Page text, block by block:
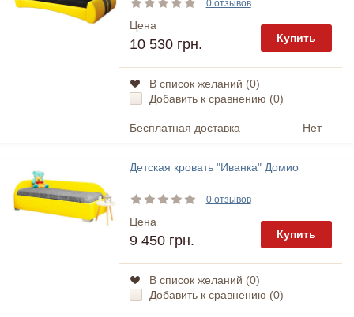
0 отзывов
Цена
10 530 грн. Купить
В список желаний (0)
Добавить к сравнению (0)
Бесплатная доставка Нет
Детская кровать "Иванка" Домио
0 отзывов
Цена
9 450 грн. Купить
В список желаний (0)
Добавить к сравнению (0)